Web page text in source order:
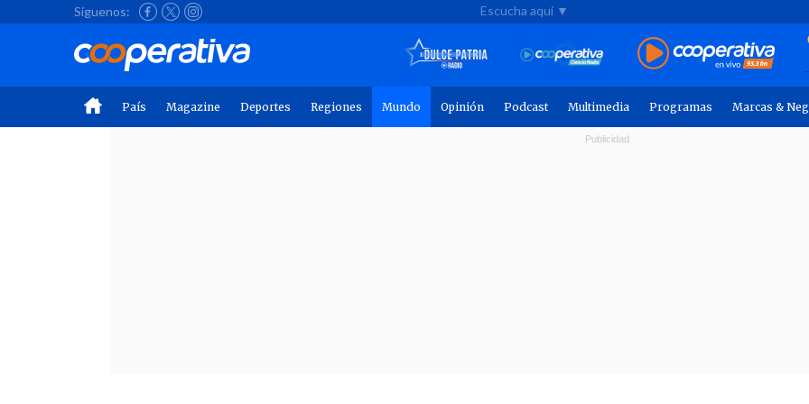
Síguenos: Escucha aquí ▼
País Magazine Deportes Regiones Mundo Opinión Podcast Multimedia Programas Marcas &